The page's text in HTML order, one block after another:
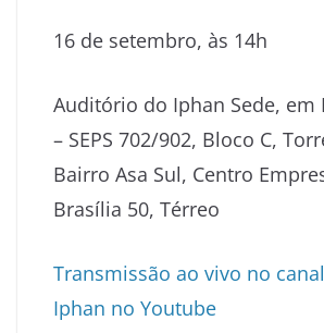
16 de setembro, às 14h
Auditório do Iphan Sede, em
– SEPS 702/902, Bloco C,
Bairro Asa Sul, Centro
Brasília 50, Térreo
Transmissão ao vivo no
Iphan no Youtube